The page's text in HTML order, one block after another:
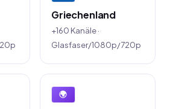
Griechenland
+160 Kanäle ·
Glasfaser/1080p/720p
🌍